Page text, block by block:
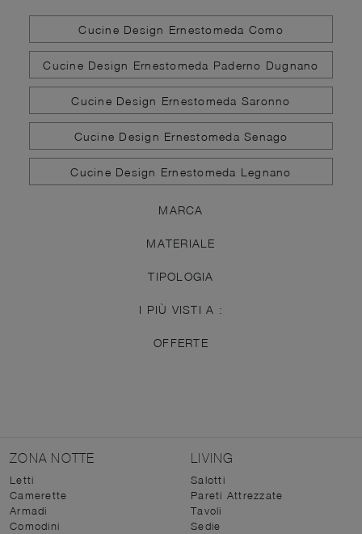
Cucine Design Ernestomeda Como
Cucine Design Ernestomeda Paderno Dugnano
Cucine Design Ernestomeda Saronno
Cucine Design Ernestomeda Senago
Cucine Design Ernestomeda Legnano
MARCA
MATERIALE
TIPOLOGIA
I PIÙ VISTI A :
OFFERTE
ZONA NOTTE
Letti
Camerette
Armadi
Comodini
LIVING
Salotti
Pareti Attrezzate
Tavoli
Sedie